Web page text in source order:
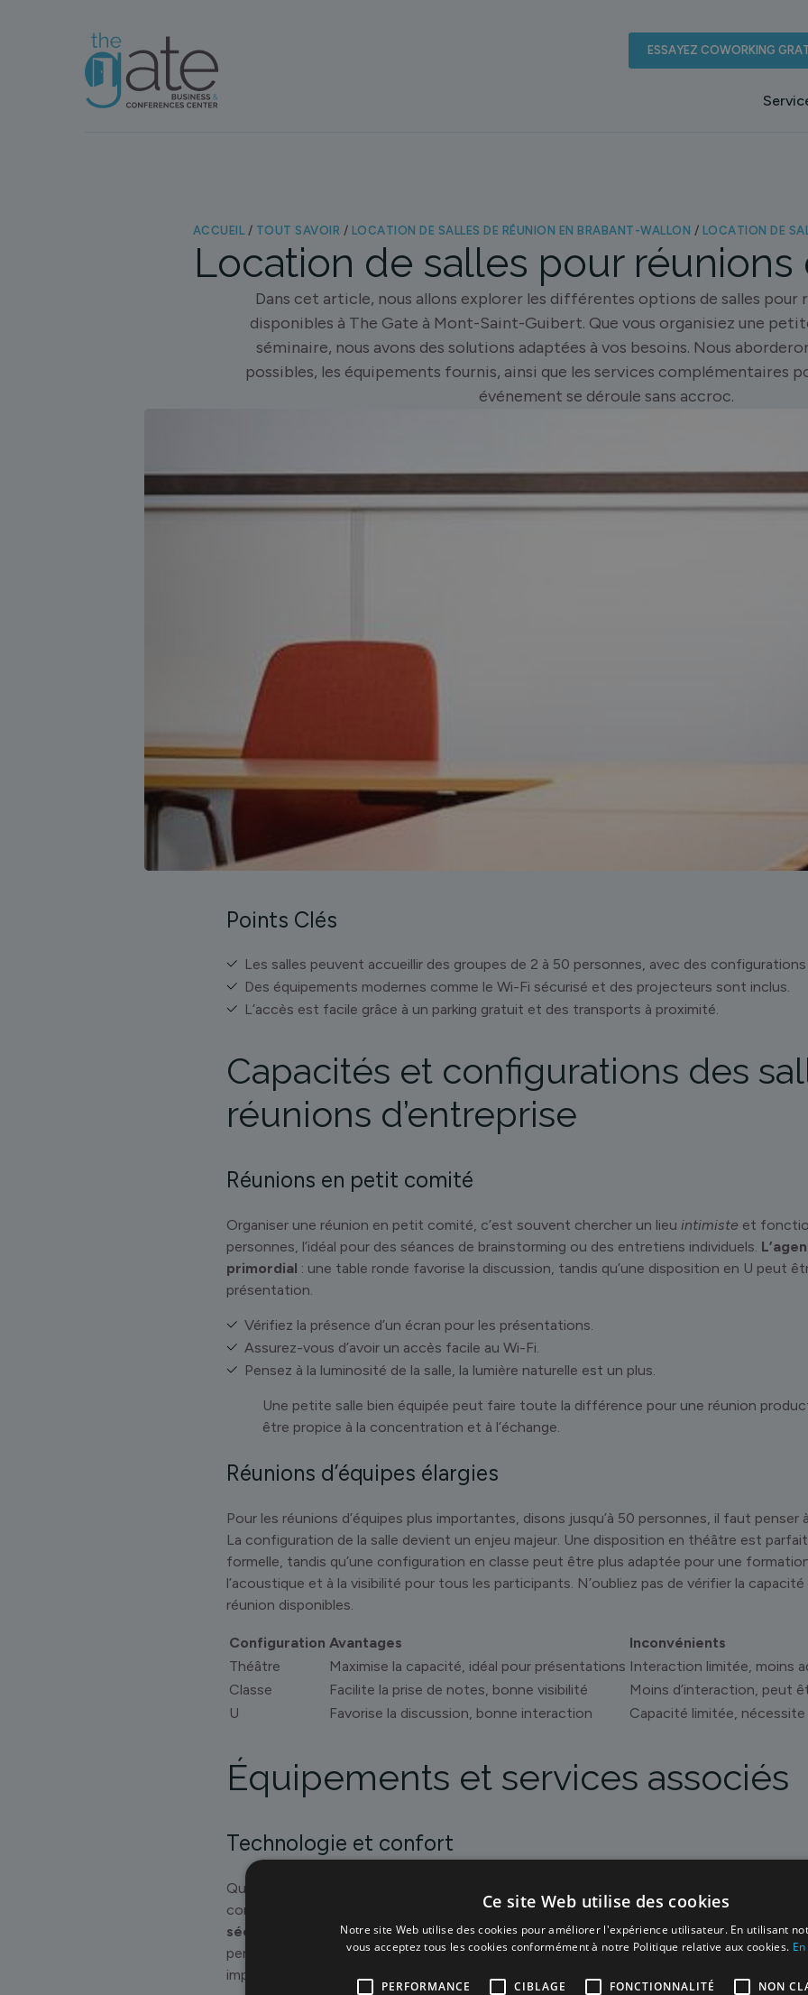
ESSAYEZ COWORKING
ACCUEIL / TOUT SAVOIR / LOCATION DE SALLES DE RÉUNION EN BRABANT-WALLON / LOCATION DE
Location de salles pour réunions
Dans cet article, nous allons explorer les différentes options de salles pour
disponibles à The Gate à Mont-Saint-Guibert. Que vous organisiez une
séminaire, nous avons des solutions adaptées à vos besoins. Nous
possibles, les équipements fournis, ainsi que les services complémentaires
événement se déroule sans accroc.
Points Clés
Les salles peuvent accueillir des groupes de 2 à 50 personnes, avec des configurations
Des équipements modernes comme le Wi-Fi sécurisé et des projecteurs sont inclus.
L’accès est facile grâce à un parking gratuit et des transports à proximité.
Capacités et configurations des
réunions d’entreprise
Réunions en petit comité
Organiser une réunion en petit comité, c’est souvent chercher un lieu intimiste et
personnes, l’idéal pour des séances de brainstorming ou des entretiens individuels.
primordial : une table ronde favorise la discussion, tandis qu’une disposition en U peut
présentation.
Vérifiez la présence d’un écran pour les présentations.
Assurez-vous d’avoir un accès facile au Wi-Fi.
Pensez à la luminosité de la salle, la lumière naturelle est un plus.
Une petite salle bien équipée peut faire toute la différence pour une réunion
être propice à la concentration et à l’échange.
Réunions d’équipes élargies
Pour les réunions d’équipes plus importantes, disons jusqu’à 50 personnes, il faut penser
La configuration de la salle devient un enjeu majeur. Une disposition en théâtre est
formelle, tandis qu’une configuration en classe peut être plus adaptée pour une
l’acoustique et à la visibilité pour tous les participants. N’oubliez pas de vérifier la capacité
réunion disponibles.
Configuration Avantages
Inconvénients
Théâtre
Maximise la capacité, idéal pour présentations Interaction limitée, moins
Classe
Facilite la prise de notes, bonne visibilité
Moins d’interaction, peut
U
Favorise la discussion, bonne interaction Capacité limitée, nécessite
Équipements et services associés
Technologie et confort
Quand on organise une réunion, il faut penser à tout. Chez nous, on s’occupe du plus
confort.
Nos salles sont équipées d’écrans connectés, de projecteurs HD et d’une
sécurisée.
Plus besoin de se battre avec les câbles ou de craindre une coupure en pleine
pensé à l’ambiance : de la lumière naturelle et du mobilier ergonomique pour que tout le
important, non ?
Ce site Web utilise des cookies
Notre site Web utilise des cookies pour améliorer l'expérience utilisateur. En utilisant
vous acceptez tous les cookies conformément à notre Politique relative aux cookies.
PERFORMANCE CIBLAGE FONCTIONNALITÉ NON